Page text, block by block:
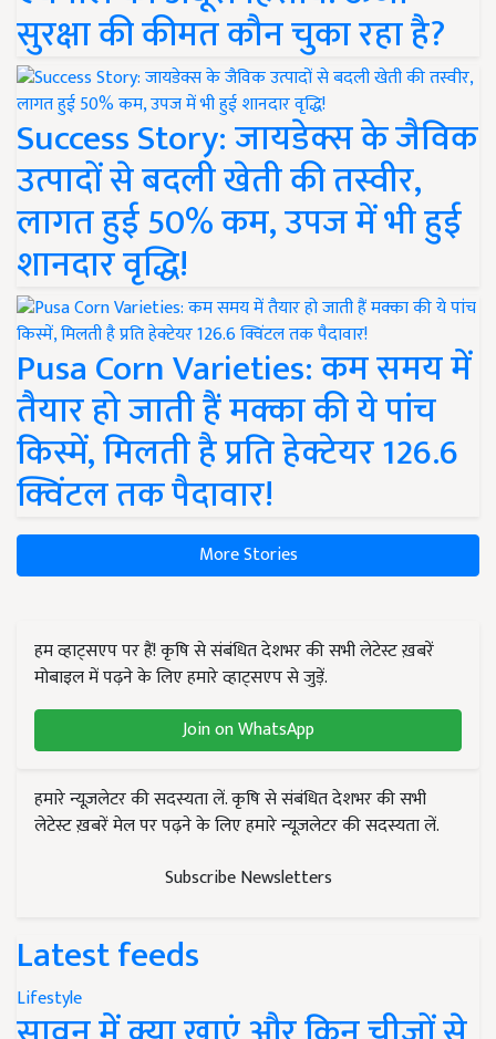
सुरक्षा की कीमत कौन चुका रहा है?
Success Story: जायडेक्स के जैविक
उत्पादों से बदली खेती की तस्वीर,
लागत हुई 50% कम, उपज में भी हुई
शानदार वृद्धि!
Pusa Corn Varieties: कम समय में
तैयार हो जाती हैं मक्का की ये पांच
किस्में, मिलती है प्रति हेक्टेयर 126.6
क्विंटल तक पैदावार!
More Stories
हम व्हाट्सएप पर हैं! कृषि से संबंधित देशभर की सभी लेटेस्ट ख़बरें
मोबाइल में पढ़ने के लिए हमारे व्हाट्सएप से जुड़ें.
Join on WhatsApp
हमारे न्यूज़लेटर की सदस्यता लें. कृषि से संबंधित देशभर की सभी
लेटेस्ट ख़बरें मेल पर पढ़ने के लिए हमारे न्यूज़लेटर की सदस्यता लें.
Subscribe Newsletters
Latest feeds
Lifestyle